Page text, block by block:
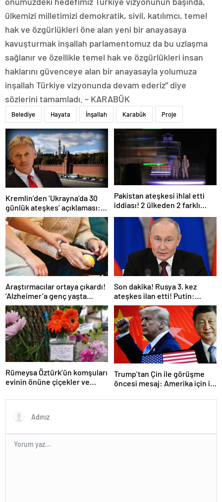
ülkemizi milletimizi demokratik, sivil, katılımcı, temel
hak ve özgürlükleri öne alan yeni bir anayasaya
kavuşturmak inşallah parlamentomuz da bu uzlaşma
sağlanır ve özellikle temel hak ve özgürlükleri insan
haklarını güvenceye alan bir anayasayla yolumuza
inşallah Türkiye vizyonunda devam ederiz” diye
sözlerini tamamladı. – KARABÜK
Belediye Hayata İnşallah Karabük Proje
Kremlin’den ‘Ukrayna’da 30
günlük ateşkes’ açıklaması:
Bunu iyice düşünmeliyiz
Pakistan ateşkesi ihlal etti
iddiası! 2 ülkeden 2 farklı
Araştırmacılar ortaya çıkardı!
‘Alzheimer’a genç yaşta
yakalanabilirsiniz’
Son dakika! Rusya 3. kez
ateşkes ilan etti! Putin:
Erdoğan ile görüşme
gerçekleştireceğiz
Rümeysa Öztürk’ün komşuları
evinin önüne çiçekler ve
Trump’tan Çin ile görüşme
öncesi mesaj: Amerika için iyi